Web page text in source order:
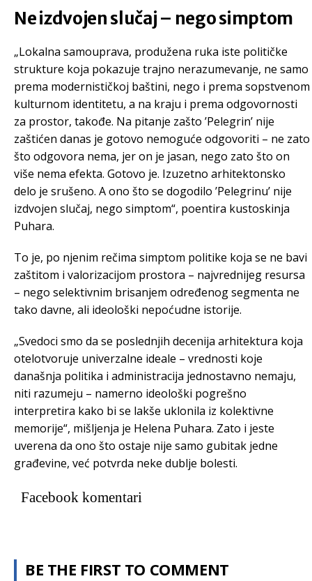
Ne izdvojen slučaj – nego simptom
„Lokalna samouprava, produžena ruka iste političke
strukture koja pokazuje trajno nerazumevanje, ne samo
prema modernističkoj baštini, nego i prema sopstvenom
kulturnom identitetu, a na kraju i prema odgovornosti
za prostor, takođe. Na pitanje zašto ’Pelegrin’ nije
zaštićen danas je gotovo nemoguće odgovoriti – ne zato
što odgovora nema, jer on je jasan, nego zato što on
više nema efekta. Gotovo je. Izuzetno arhitektonsko
delo je srušeno. A ono što se dogodilo ’Pelegrinu’ nije
izdvojen slučaj, nego simptom“, poentira kustoskinja
Puhara.
To je, po njenim rečima simptom politike koja se ne bavi
zaštitom i valorizacijom prostora – najvrednijeg resursa
– nego selektivnim brisanjem određenog segmenta ne
tako davne, ali ideološki nepoćudne istorije.
„Svedoci smo da se poslednjih decenija arhitektura koja
otelotvoruje univerzalne ideale – vrednosti koje
današnja politika i administracija jednostavno nemaju,
niti razumeju – namerno ideološki pogrešno
interpretira kako bi se lakše uklonila iz kolektivne
memorije“, mišljenja je Helena Puhara. Zato i jeste
uverena da ono što ostaje nije samo gubitak jedne
građevine, već potvrda neke dublje bolesti.
Facebook komentari
BE THE FIRST TO COMMENT